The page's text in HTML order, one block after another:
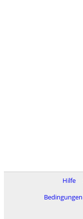
Hilfe
Bedingungen